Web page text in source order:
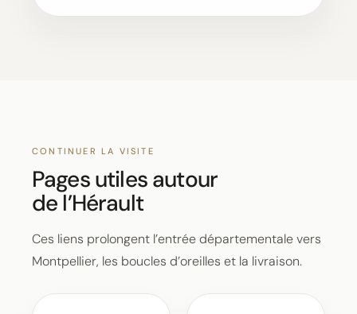
CONTINUER LA VISITE
Pages utiles autour
de l’Hérault
Ces liens prolongent l’entrée départementale vers
Montpellier, les boucles d’oreilles et la livraison.